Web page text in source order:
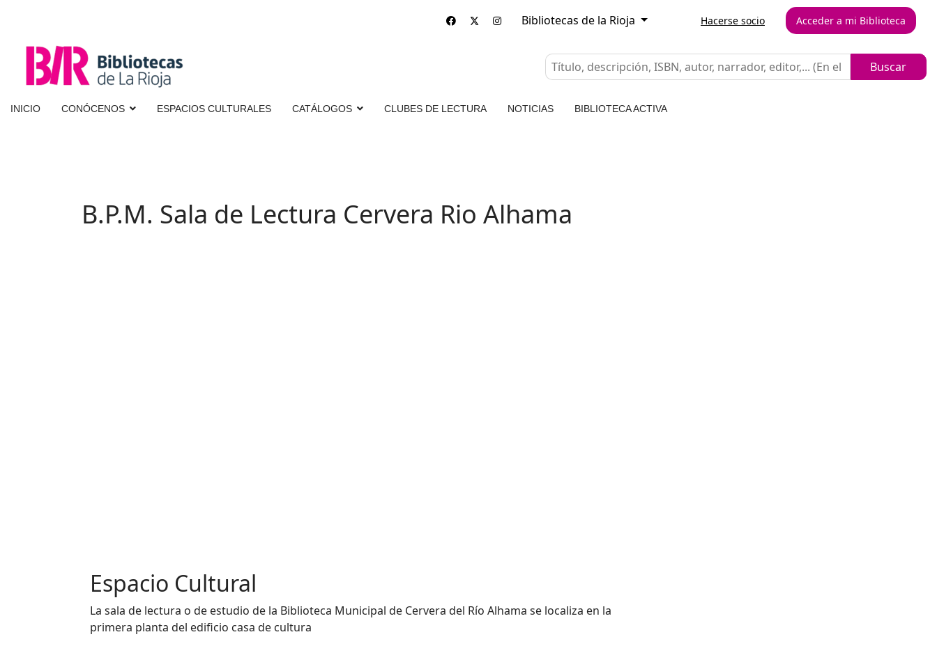
Bibliotecas de la Rioja Hacerse socio Acceder a mi Biblioteca
INICIO CONÓCENOS ESPACIOS CULTURALES CATÁLOGOS CLUBES DE LECTURA NOTICIAS BIBLIOTECA ACTIVA
B.P.M. Sala de Lectura Cervera Rio Alhama
Espacio Cultural
La sala de lectura o de estudio de la Biblioteca Municipal de Cervera del Río Alhama se localiza en la
primera planta del edificio casa de cultura